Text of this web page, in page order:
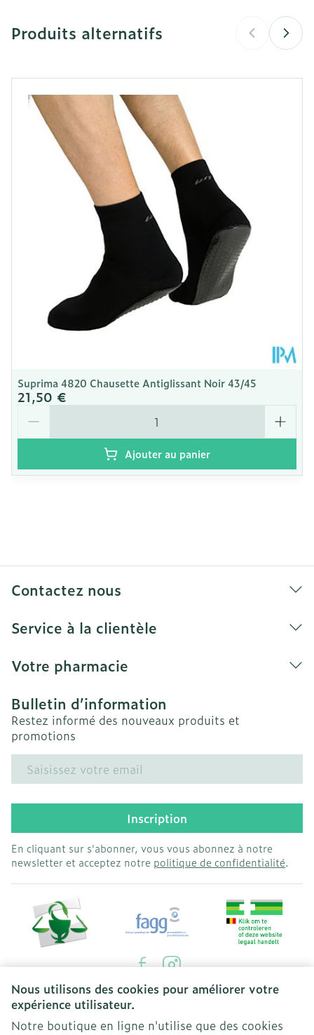
Nous utilisons des cookies pour améliorer votre
expérience utilisateur.
Notre boutique en ligne n'utilise que des cookies
Marques Suprima
Longueur 260 mm
Profondeur 5 mm
Préservation
Température ambiante (15°C -
25°C)
Produits alternatifs
Il est possible de naviguer entre les éléments du
Appuyer sur pour sauter le carrousel
Appuyez sur cette touche pour accéder à la
Suprima 4820 Chausette Antiglissant Noir 43/45
21,50 €
Ajouter au panier
Contactez nous
Service à la clientèle
Votre pharmacie
Bulletin d’information
Restez informé des nouveaux produits et
promotions
Adresse mail
Inscription
En cliquant sur s'abonner, vous vous abonnez à notre
newsletter et acceptez notre politique de confidentialité.
Liens légaux